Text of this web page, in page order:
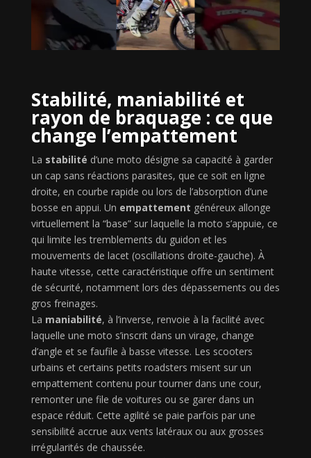
Stabilité, maniabilité et
rayon de braquage : ce que
change l’empattement
La stabilité d’une moto désigne sa capacité à garder
un cap sans réactions parasites, que ce soit en ligne
droite, en courbe rapide ou lors de l’absorption d’une
bosse en appui. Un empattement généreux allonge
virtuellement la “base” sur laquelle la moto s’appuie, ce
qui limite les tremblements du guidon et les
mouvements de lacet (oscillations droite-gauche). À
haute vitesse, cette caractéristique offre un sentiment
de sécurité, notamment lors des dépassements ou des
gros freinages.
La maniabilité, à l’inverse, renvoie à la facilité avec
laquelle une moto s’inscrit dans un virage, change
d’angle et se faufile à basse vitesse. Les scooters
urbains et certains petits roadsters misent sur un
empattement contenu pour tourner dans une cour,
remonter une file de voitures ou se garer dans un
espace réduit. Cette agilité se paie parfois par une
sensibilité accrue aux vents latéraux ou aux grosses
irrégularités de chaussée.